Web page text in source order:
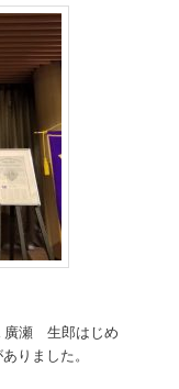
廣瀬 生郎はじめ
りました。